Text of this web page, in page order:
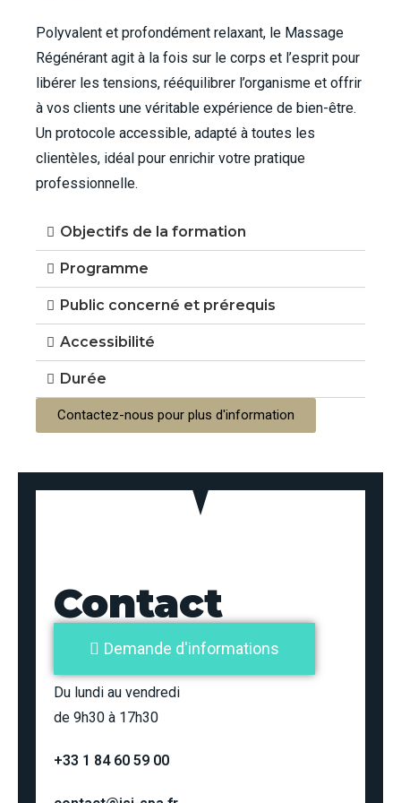
Polyvalent et profondément relaxant, le Massage
Régénérant agit à la fois sur le corps et l’esprit pour
libérer les tensions, rééquilibrer l’organisme et offrir
à vos clients une véritable expérience de bien-être.
Un protocole accessible, adapté à toutes les
clientèles, idéal pour enrichir votre pratique
professionnelle.
Objectifs de la formation
Programme
Public concerné et prérequis
Accessibilité
Durée
Contactez-nous pour plus d'information
Contact
Demande d'informations
Du lundi au vendredi
de 9h30 à 17h30
+33 1 84 60 59 00